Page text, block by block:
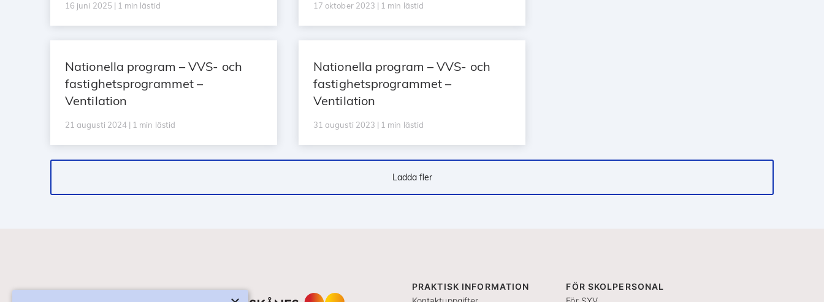
16 juni 2025 | 1 min lästid
Nationella program – VVS- och
fastighetsprogrammet –
Ventilation
21 augusti 2024 | 1 min lästid
17 oktober 2023 | 1 min lästid
Nationella program – VVS- och
fastighetsprogrammet –
Ventilation
31 augusti 2023 | 1 min lästid
Ladda fler
PRAKTISK INFORMATION
FÖR SKOLPERSONAL